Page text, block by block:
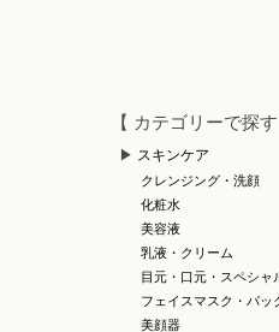
【 カテゴリーで探す
スキンケア
クレンジング・洗顔
化粧水
美容液
乳液・クリーム
目元・口元・スペシャ
フェイスマスク・パッ
美顔器